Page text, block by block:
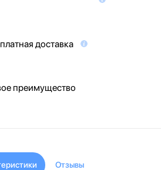
доставка
преимущество
Отзывы